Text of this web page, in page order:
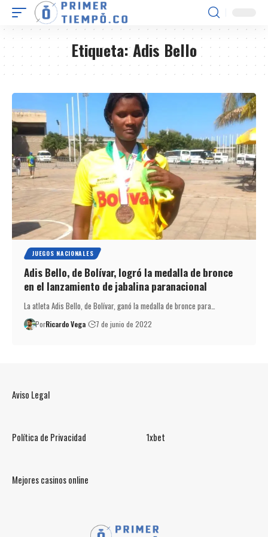
Etiqueta:Adis Bello
JUEGOS NACIONALES
Adis Bello, de Bolívar, logró la medalla de bronce
en el lanzamiento de jabalina paranacional
La atleta Adis Bello, de Bolívar, ganó la medalla de bronce para…
PorRicardo Vega 7 de junio de 2022
Aviso Legal
Política de Privacidad 1xbet
Mejores casinos online